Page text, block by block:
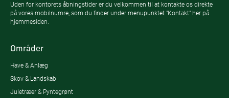
Uden for kontorets åbningstider er du velkommen til at kontakte os direkte
på vores mobilnumre, som du finder under menupunktet "Kontakt" her på
hjemmesiden.
Områder
Have & Anlæg
Skov & Landskab
Juletræer & Pyntegrønt